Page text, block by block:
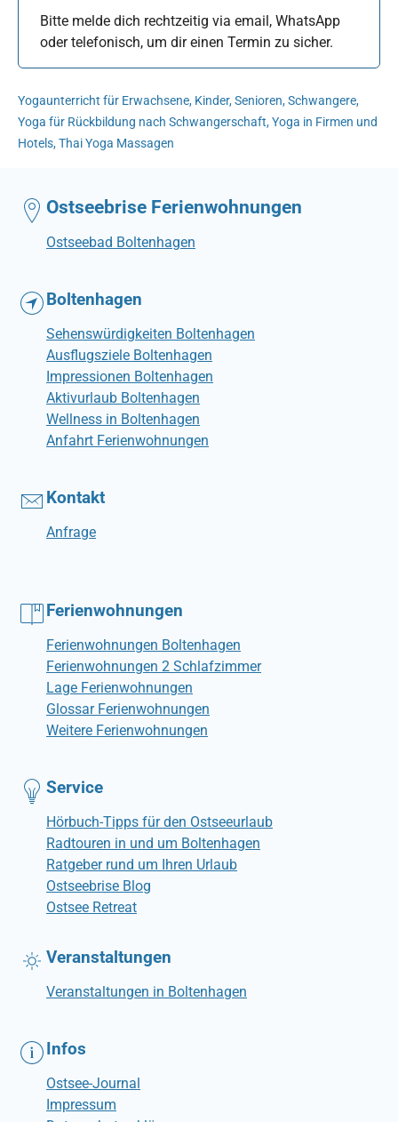
Bitte melde dich rechtzeitig via email, WhatsApp
oder telefonisch, um dir einen Termin zu sicher.
Yogaunterricht für Erwachsene, Kinder, Senioren, Schwangere,
Yoga für Rückbildung nach Schwangerschaft, Yoga in Firmen und
Hotels, Thai Yoga Massagen
Ostseebrise Ferienwohnungen
Ostseebad Boltenhagen
Boltenhagen
Sehenswürdigkeiten Boltenhagen
Ausflugsziele Boltenhagen
Impressionen Boltenhagen
Aktivurlaub Boltenhagen
Wellness in Boltenhagen
Anfahrt Ferienwohnungen
Kontakt
Anfrage
Ferienwohnungen
Ferienwohnungen Boltenhagen
Ferienwohnungen 2 Schlafzimmer
Lage Ferienwohnungen
Glossar Ferienwohnungen
Weitere Ferienwohnungen
Service
Hörbuch-Tipps für den Ostseeurlaub
Radtouren in und um Boltenhagen
Ratgeber rund um Ihren Urlaub
Ostseebrise Blog
Ostsee Retreat
Veranstaltungen
Veranstaltungen in Boltenhagen
Infos
Ostsee-Journal
Impressum